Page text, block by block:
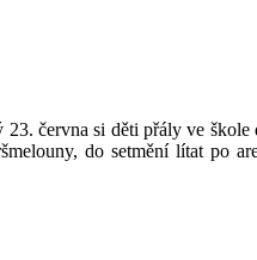
června si děti přály ve
do setmění lítat po